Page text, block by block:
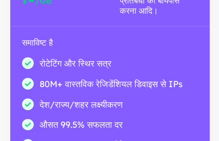
करना आदि।
समाविष्ट है
रोटेटिंग और स्थिर सत्र
80M+ वास्तविक रेजिडेंशियल डिवाइस से IPs
देश/राज्य/शहर लक्ष्यीकरण
औसत 99.5% सफलता दर